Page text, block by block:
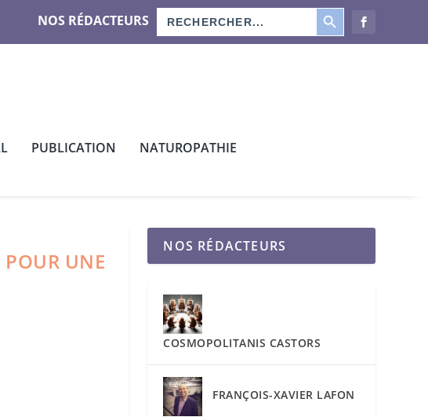
NOS RÉDACTEURS Search
for:
SEARCH BUTTON
PUBLICATION NATUROPATHIE
POUR UNE
NOS RÉDACTEURS
COSMOPOLITANIS CASTORS
FRANÇOIS-XAVIER LAFON